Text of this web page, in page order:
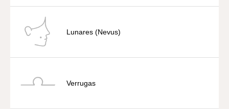
Lunares (Nevus)
Verrugas